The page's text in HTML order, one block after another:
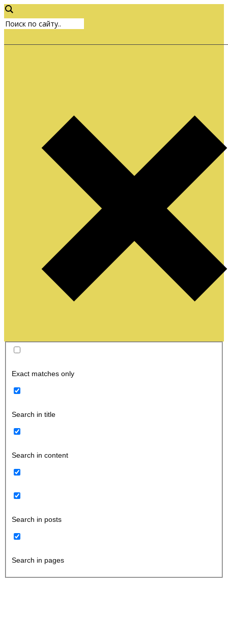
Exact matches only
Search in title
Search in content
Search in posts
Search in pages